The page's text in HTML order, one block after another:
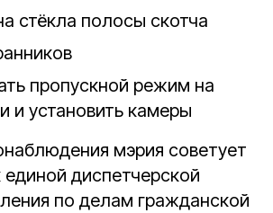
стёкла полосы скотча
пропускной режим на
и установить камеры
мэрия советует
диспетчерской
по делам гражданской